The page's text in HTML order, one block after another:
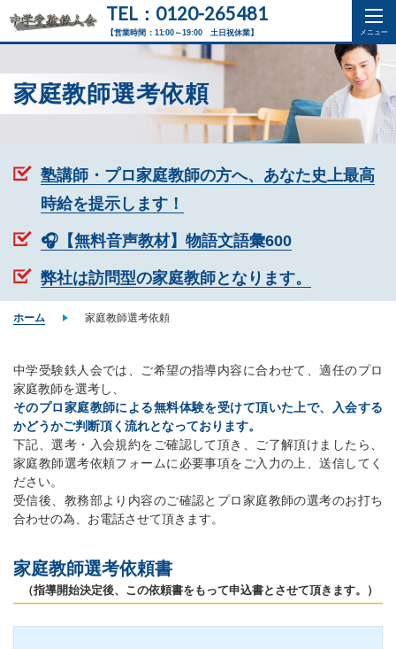
【営業時間：11:00～19:00 土日祝休業】
TEL：0120-265481
家庭教師選考依頼
塾講師・プロ家庭教師の方へ、あなた史上最高
時給を提示します！
🎧【無料音声教材】物語文語彙600
弊社は訪問型の家庭教師となります。
ホーム 家庭教師選考依頼
中学受験鉄人会では、ご希望の指導内容に合わせて、適任のプロ
家庭教師を選考し、
そのプロ家庭教師による無料体験を受けて頂いた上で、入会する
かどうかご判断頂く流れとなっております。
下記、選考・入会規約をご確認して頂き、ご了解頂けましたら、
家庭教師選考依頼フォームに必要事項をご入力の上、送信してく
ださい。
受信後、教務部より内容のご確認とプロ家庭教師の選考のお打ち
合わせの為、お電話させて頂きます。
家庭教師選考依頼書
（指導開始決定後、この依頼書をもって申込書とさせて頂きます。）